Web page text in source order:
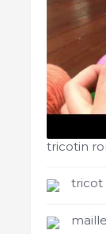
tricotin
tricot